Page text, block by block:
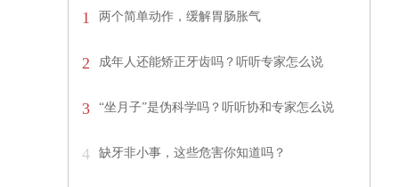
1 两个简单动作，缓解胃肠胀气
2 成年人还能矫正牙齿吗？听听专家怎么说
3 “坐月子”是伪科学吗？听听协和专家怎么说
4 缺牙非小事，这些危害你知道吗？